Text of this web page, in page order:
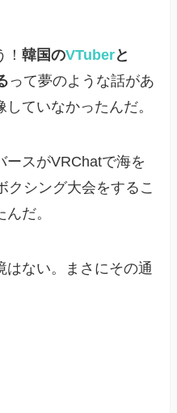
！韓国のVTuberと
って夢のような話があ
ていなかったんだ。
ースがVRChatで海を
クシング大会をするこ
だ。
はない。まさにその通